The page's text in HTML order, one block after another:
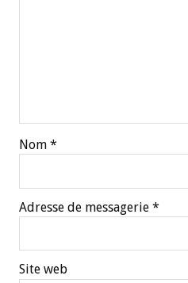
Nom *
Adresse de messagerie *
Site web